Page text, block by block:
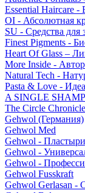
Essential Haircare
OI - Абсолютная
SU - Средства для
Finest Pigments -
Heart Of Glass –
More Inside -
Natural Tech -
Pasta & Love -
A SINGLE
The Circle
Gehwol (Германия)
Gehwol Med
Gehwol -
Gehwol -
Gehwol -
Gehwol Fusskraft
Gehwol Gerlasan -